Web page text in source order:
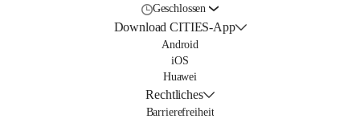
Geschlossen
Download CITIES-App
Android
iOS
Huawei
Rechtliches
Barrierefreiheit